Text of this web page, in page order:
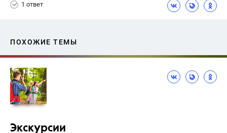
1 ответ
ПОХОЖИЕ ТЕМЫ
Экскурсии